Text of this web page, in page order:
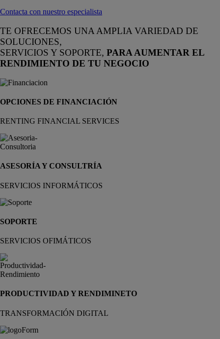
Contacta con nuestro especialista
TE OFRECEMOS UNA AMPLIA VARIEDAD DE
SOLUCIONES,
SERVICIOS Y SOPORTE, PARA AUMENTAR EL
RENDIMIENTO DE TU NEGOCIO
OPCIONES DE FINANCIACIÓN
RENTING FINANCIAL SERVICES
ASESORÍA Y CONSULTRÍA
SERVICIOS INFORMÁTICOS
SOPORTE
SERVICIOS OFIMÁTICOS
PRODUCTIVIDAD Y RENDIMINETO
TRANSFORMACIÓN DIGITAL